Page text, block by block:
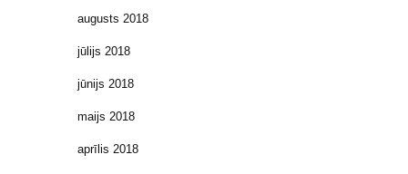
augusts 2018
jūlijs 2018
jūnijs 2018
maijs 2018
aprīlis 2018